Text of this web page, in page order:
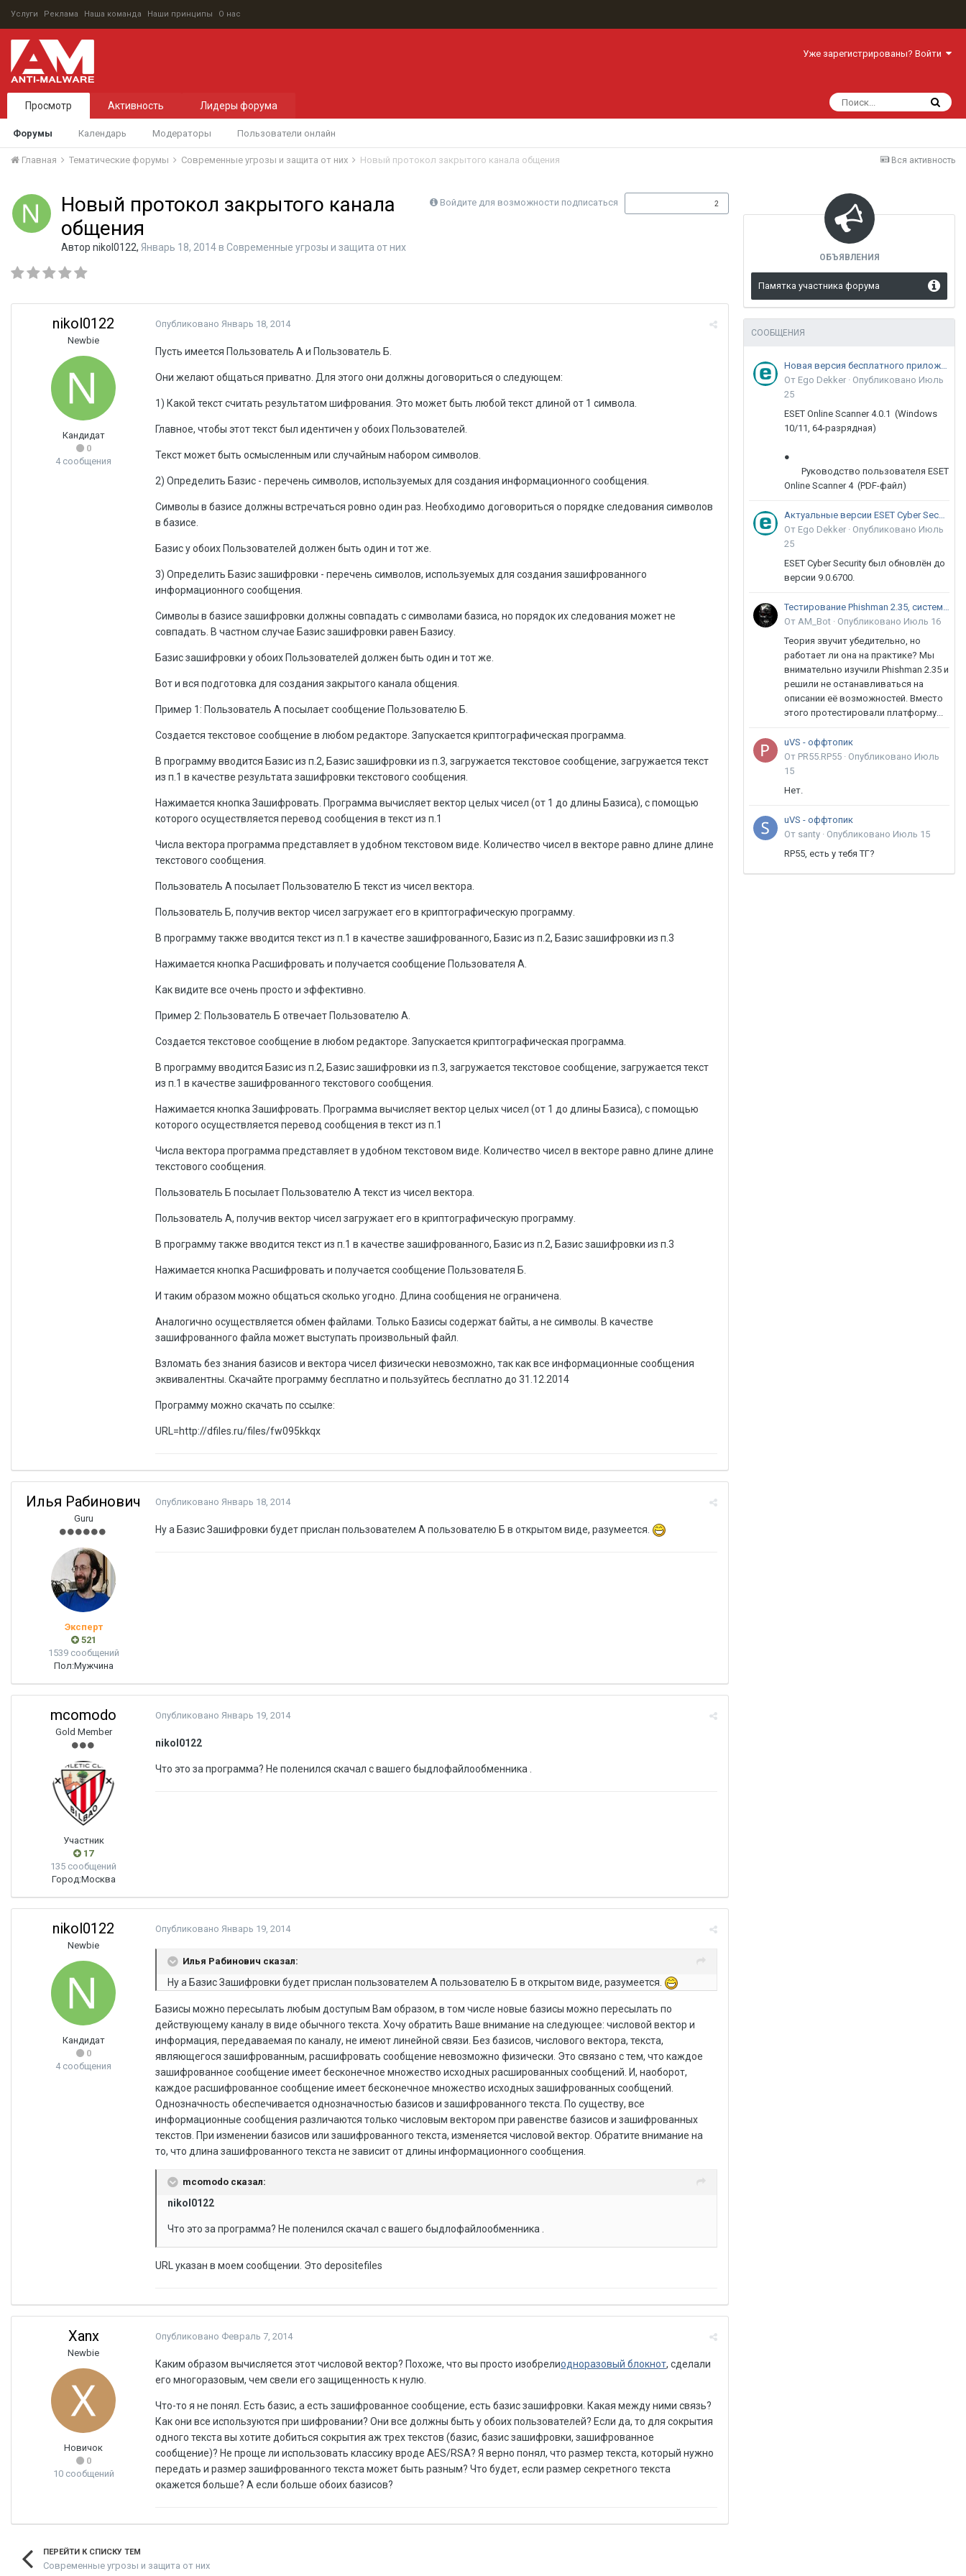
Услуги Реклама Наша команда Наши принципы О нас
Уже зарегистрированы? Войти
Просмотр
Форумы Календарь Модераторы Пользователи онлайн
Активность Лидеры форума
Вся активность
Главная Тематические форумы Современные угрозы и защита от них Новый протокол закрытого канала общения
Войдите для возможности подписаться 2
Новый протокол закрытого канала
общения
Автор nikol0122, Январь 18, 2014в Современные угрозы и защита от них
nikol0122
Newbie
Кандидат
0
4 сообщения
Опубликовано Январь 18, 2014
Пусть имеется Пользователь А и Пользователь Б.
Они желают общаться приватно. Для этого они должны договориться о следующем:
1) Какой текст считать результатом шифрования. Это может быть любой текст длиной от 1 символа.
Главное, чтобы этот текст был идентичен у обоих Пользователей.
Текст может быть осмысленным или случайным набором символов.
2) Определить Базис - перечень символов, используемых для создания информационного сообщения.
Символы в базисе должны встречаться ровно один раз. Необходимо договориться о порядке следования символов
в базисе.
Базис у обоих Пользователей должен быть один и тот же.
3) Определить Базис зашифровки - перечень символов, используемых для создания зашифрованного
информационного сообщения.
Символы в базисе зашифровки должны совпадать с символами базиса, но порядок их следования может не
совпадать. В частном случае Базис зашифровки равен Базису.
Базис зашифровки у обоих Пользователей должен быть один и тот же.
Вот и вся подготовка для создания закрытого канала общения.
Пример 1: Пользователь А посылает сообщение Пользователю Б.
Создается текстовое сообщение в любом редакторе. Запускается криптографическая программа.
В программу вводится Базис из п.2, Базис зашифровки из п.3, загружается текстовое сообщение, загружается текст
из п.1 в качестве результата зашифровки текстового сообщения.
Нажимается кнопка Зашифровать. Программа вычисляет вектор целых чисел (от 1 до длины Базиса), с помощью
которого осуществляется перевод сообщения в текст из п.1
Числа вектора программа представляет в удобном текстовом виде. Количество чисел в векторе равно длине длине
текстового сообщения.
Пользователь А посылает Пользователю Б текст из чисел вектора.
Пользователь Б, получив вектор чисел загружает его в криптографическую программу.
В программу также вводится текст из п.1 в качестве зашифрованного, Базис из п.2, Базис зашифровки из п.3
Нажимается кнопка Расшифровать и получается сообщение Пользователя А.
Как видите все очень просто и эффективно.
Пример 2: Пользователь Б отвечает Пользователю А.
Создается текстовое сообщение в любом редакторе. Запускается криптографическая программа.
В программу вводится Базис из п.2, Базис зашифровки из п.3, загружается текстовое сообщение, загружается текст
из п.1 в качестве зашифрованного текстового сообщения.
Нажимается кнопка Зашифровать. Программа вычисляет вектор целых чисел (от 1 до длины Базиса), с помощью
которого осуществляется перевод сообщения в текст из п.1
Числа вектора программа представляет в удобном текстовом виде. Количество чисел в векторе равно длине длине
текстового сообщения.
Пользователь Б посылает Пользователю А текст из чисел вектора.
Пользователь А, получив вектор чисел загружает его в криптографическую программу.
В программу также вводится текст из п.1 в качестве зашифрованного, Базис из п.2, Базис зашифровки из п.3
Нажимается кнопка Расшифровать и получается сообщение Пользователя Б.
И таким образом можно общаться сколько угодно. Длина сообщения не ограничена.
Аналогично осуществляется обмен файлами. Только Базисы содержат байты, а не символы. В качестве
зашифрованного файла может выступать произвольный файл.
Взломать без знания базисов и вектора чисел физически невозможно, так как все информационные сообщения
эквивалентны. Скачайте программу бесплатно и пользуйтесь бесплатно до 31.12.2014
Программу можно скачать по ссылке:
URL=http://dfiles.ru/files/fw095kkqx
Илья Рабинович
Guru
Эксперт
521
1539 сообщений
Пол:Мужчина
Опубликовано Январь 18, 2014
Ну а Базис Зашифровки будет прислан пользователем А пользователю Б в открытом виде, разумеется.
mcomodo
Gold Member
Участник
17
135 сообщений
Город:Москва
Опубликовано Январь 19, 2014
nikol0122
Что это за программа? Не поленился скачал с вашего быдлофайлообменника .
nikol0122
Newbie
Кандидат
0
4 сообщения
Опубликовано Январь 19, 2014
Илья Рабинович сказал:
Ну а Базис Зашифровки будет прислан пользователем А пользователю Б в открытом виде, разумеется.
Базисы можно пересылать любым доступым Вам образом, в том числе новые базисы можно пересылать по
действующему каналу в виде обычного текста. Хочу обратить Ваше внимание на следующее: числовой вектор и
информация, передаваемая по каналу, не имеют линейной связи. Без базисов, числового вектора, текста,
являющегося зашифрованным, расшифровать сообщение невозможно физически. Это связано с тем, что каждое
зашифрованное сообщение имеет бесконечное множество исходных расшированных сообщений. И, наоборот,
каждое расшифрованное сообщение имеет бесконечное множество исходных зашифрованных сообщений.
Однозначность обеспечивается однозначностью базисов и зашифрованного текста. По существу, все
информационные сообщения различаются только числовым вектором при равенстве базисов и зашифрованных
текстов. При изменении базисов или зашифрованного текста, изменяется числовой вектор. Обратите внимание на
то, что длина зашифрованного текста не зависит от длины информационного сообщения.
mcomodo сказал:
nikol0122
Что это за программа? Не поленился скачал с вашего быдлофайлообменника .
URL указан в моем сообщении. Это depositefiles
Xanx
Newbie
Новичок
0
10 сообщений
Опубликовано Февраль 7, 2014
Каким образом вычисляется этот числовой вектор? Похоже, что вы просто изобрелиодноразовый блокнот, сделали
его многоразовым, чем свели его защищенность к нулю.
Что-то я не понял. Есть базис, а есть зашифрованное сообщение, есть базис зашифровки. Какая между ними связь?
Как они все используются при шифровании? Они все должны быть у обоих пользователей? Если да, то для сокрытия
одного текста вы хотите добиться сокрытия аж трех текстов (базис, базис зашифровки, зашифрованное
сообщение)? Не проще ли использовать классику вроде AES/RSA? Я верно понял, что размер текста, который нужно
передать и размер зашифрованного текста может быть разным? Что будет, если размер секретного текста
окажется больше? А если больше обоих базисов?
ПЕРЕЙТИ К СПИСКУ ТЕМ
Современные угрозы и защита от них
ОБЪЯВЛЕНИЯ
Памятка участника форума
СООБЩЕНИЯ
Новая версия бесплатного приложения ESET Online Scanner доступна пользователям
От Ego Dekker · Опубликовано Июль
25
ESET Online Scanner 4.0.1 (Windows
10/11, 64-разрядная)
●
Руководство пользователя ESET
Online Scanner 4 (PDF-файл)
Актуальные версии ESET Cyber Security 9
От Ego Dekker · Опубликовано Июль
25
ESET Cyber Security был обновлён до
версии 9.0.6700.
Тестирование Phishman 2.35, системы повышения осведомлённости пользователей в сфере ИБ
От AM_Bot · Опубликовано Июль 16
Теория звучит убедительно, но
работает ли она на практике? Мы
внимательно изучили Phishman 2.35 и
решили не останавливаться на
описании её возможностей. Вместо
этого протестировали платформу...
uVS - оффтопик
От PR55.RP55 · Опубликовано Июль
15
Нет.
uVS - оффтопик
От santy · Опубликовано Июль 15
RP55, есть у тебя ТГ?